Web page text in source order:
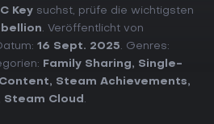
Key suchst, prüfe die wichtigsten
. Veröffentlicht von
16 Sept. 2025. Genres:
Family Sharing, Single-
, Steam Achievements,
Steam Cloud .